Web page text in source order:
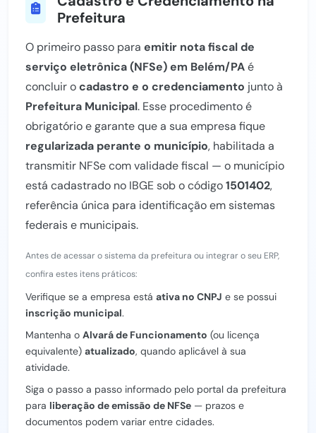
Prefeitura
O primeiro passo para emitir nota fiscal de
serviço eletrônica (NFSe) em Belém/PAé
concluir ocadastro e o credenciamento junto à
Prefeitura Municipal. Esse procedimento é
obrigatório e garante que a sua empresa fique
regularizada perante o município, habilitada a
transmitir NFSe com validade fiscal — o município
está cadastrado no IBGE sob o código1501402,
referência única para identificação em sistemas
federais e municipais.
Antes de acessar o sistema da prefeitura ou integrar o seu ERP,
confira estes itens práticos:
Verifique se a empresa está ativa no CNPJ e se possui
inscrição municipal.
Mantenha o Alvará de Funcionamento (ou licença
equivalente) atualizado, quando aplicável à sua
atividade.
Siga o passo a passo informado pelo portal da prefeitura
para liberação de emissão de NFSe — prazos e
documentos podem variar entre cidades.